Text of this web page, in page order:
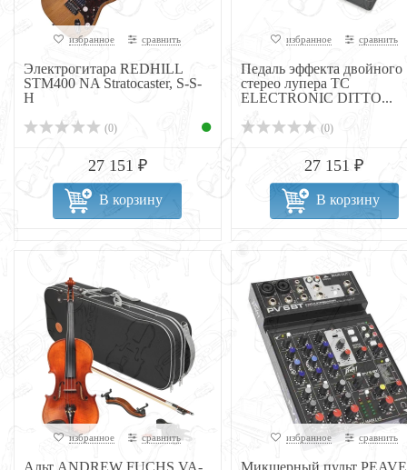
избранное сравнить
Электрогитара REDHILL
STM400 NA Stratocaster, S-S-
H
(0)
27 151 ₽
В корзину
избранное сравнить
Педаль эффекта двойного
стерео лупера TC
ELECTRONIC DITTO...
(0)
27 151 ₽
В корзину
избранное сравнить
Альт ANDREW FUCHS VA-
избранное сравнить
Микшерный пульт